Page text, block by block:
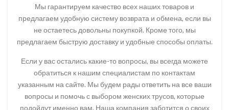
Мы гарантируем качество всех наших товаров и
предлагаем удобную систему возврата и обмена, если вы
не остаетесь довольны покупкой. Кроме того, мы
предлагаем быструю доставку и удобные способы оплаты.
Если у вас остались какие-то вопросы, вы всегда можете
обратиться к нашим специалистам по контактам
указанным на сайте. Мы будем рады ответить на все ваши
вопросы и помочь с выбором женских трусов, которые
подойдут именно вам. Наша компания заботится о своих